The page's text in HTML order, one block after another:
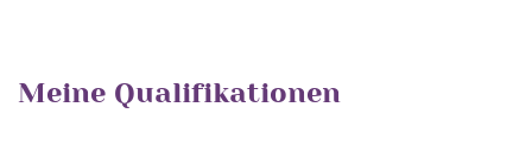
Meine Qualifikationen